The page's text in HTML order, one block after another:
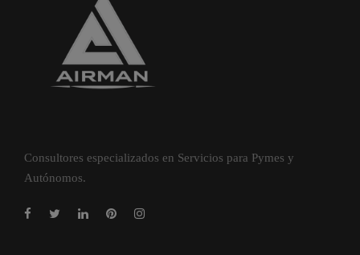
Consultores especializados en Servicios para Pymes y
Autónomos.